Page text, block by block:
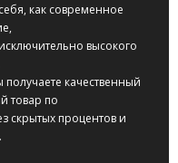
как современное
высокого
качественный
товар по
скрытых процентов и